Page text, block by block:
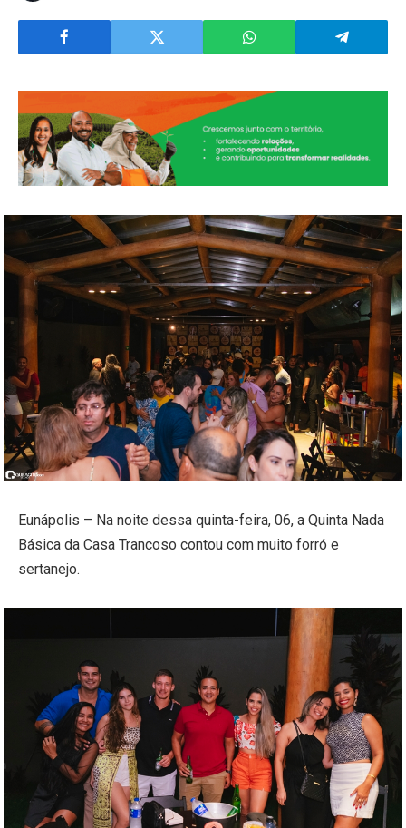
Eunápolis – Na noite dessa quinta-feira, 06, a Quinta Nada
Básica da Casa Trancoso contou com muito forró e
sertanejo.